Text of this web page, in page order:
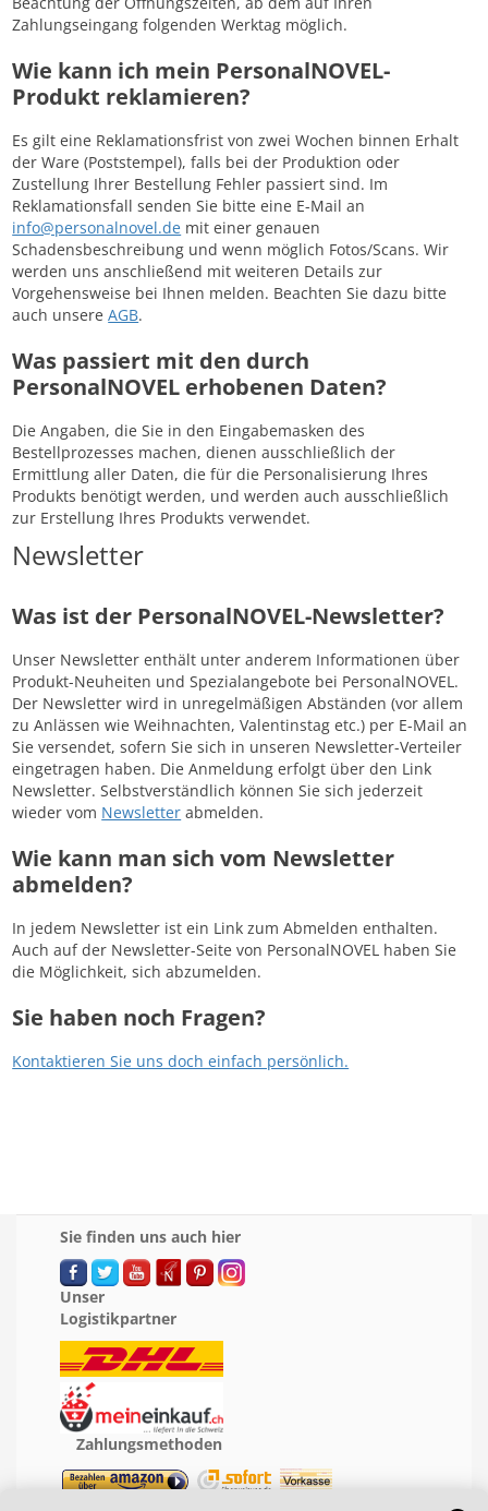
Zahlungseingang folgenden Werktag möglich.
Wie kann ich mein PersonalNOVEL-
Produkt reklamieren?
Es gilt eine Reklamationsfrist von zwei Wochen binnen Erhalt
der Ware (Poststempel), falls bei der Produktion oder
Zustellung Ihrer Bestellung Fehler passiert sind. Im
Reklamationsfall senden Sie bitte eine E-Mail an
info@personalnovel.de mit einer genauen
Schadensbeschreibung und wenn möglich Fotos/Scans. Wir
werden uns anschließend mit weiteren Details zur
Vorgehensweise bei Ihnen melden. Beachten Sie dazu bitte
auch unsereAGB.
Was passiert mit den durch
PersonalNOVEL erhobenen Daten?
Die Angaben, die Sie in den Eingabemasken des
Bestellprozesses machen, dienen ausschließlich der
Ermittlung aller Daten, die für die Personalisierung Ihres
Produkts benötigt werden, und werden auch ausschließlich
zur Erstellung Ihres Produkts verwendet.
Newsletter
Was ist der PersonalNOVEL-Newsletter?
Unser Newsletter enthält unter anderem Informationen über
Produkt-Neuheiten und Spezialangebote bei PersonalNOVEL.
Der Newsletter wird in unregelmäßigen Abständen (vor allem
zu Anlässen wie Weihnachten, Valentinstag etc.) per E-Mail an
Sie versendet, sofern Sie sich in unseren Newsletter-Verteiler
eingetragen haben. Die Anmeldung erfolgt über den Link
Newsletter. Selbstverständlich können Sie sich jederzeit
wieder vom Newsletter abmelden.
Wie kann man sich vom Newsletter
abmelden?
In jedem Newsletter ist ein Link zum Abmelden enthalten.
Auch auf der Newsletter-Seite von PersonalNOVEL haben Sie
die Möglichkeit, sich abzumelden.
Sie haben noch Fragen?
Kontaktieren Sie uns doch einfach persönlich.
Sie finden uns auch hier
Unser
Logistikpartner
Zahlungsmethoden